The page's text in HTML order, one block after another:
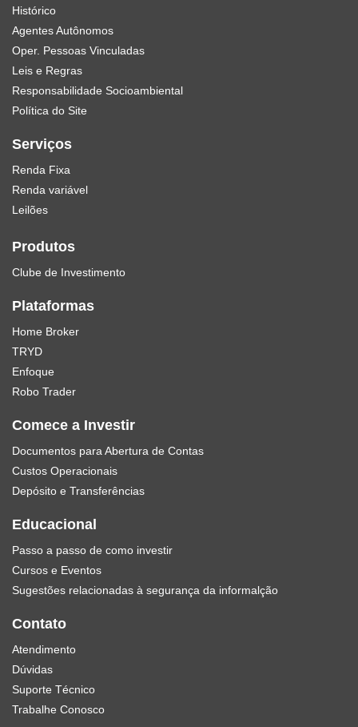
Histórico
Agentes Autônomos
Oper. Pessoas Vinculadas
Leis e Regras
Responsabilidade Socioambiental
Política do Site
Serviços
Renda Fixa
Renda variável
Leilões
Produtos
Clube de Investimento
Plataformas
Home Broker
TRYD
Enfoque
Robo Trader
Comece a Investir
Documentos para Abertura de Contas
Custos Operacionais
Depósito e Transferências
Educacional
Passo a passo de como investir
Cursos e Eventos
Sugestões relacionadas à segurança da informalção
Contato
Atendimento
Dúvidas
Suporte Técnico
Trabalhe Conosco